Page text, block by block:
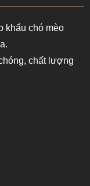
khẩu chó mèo
chất lượng